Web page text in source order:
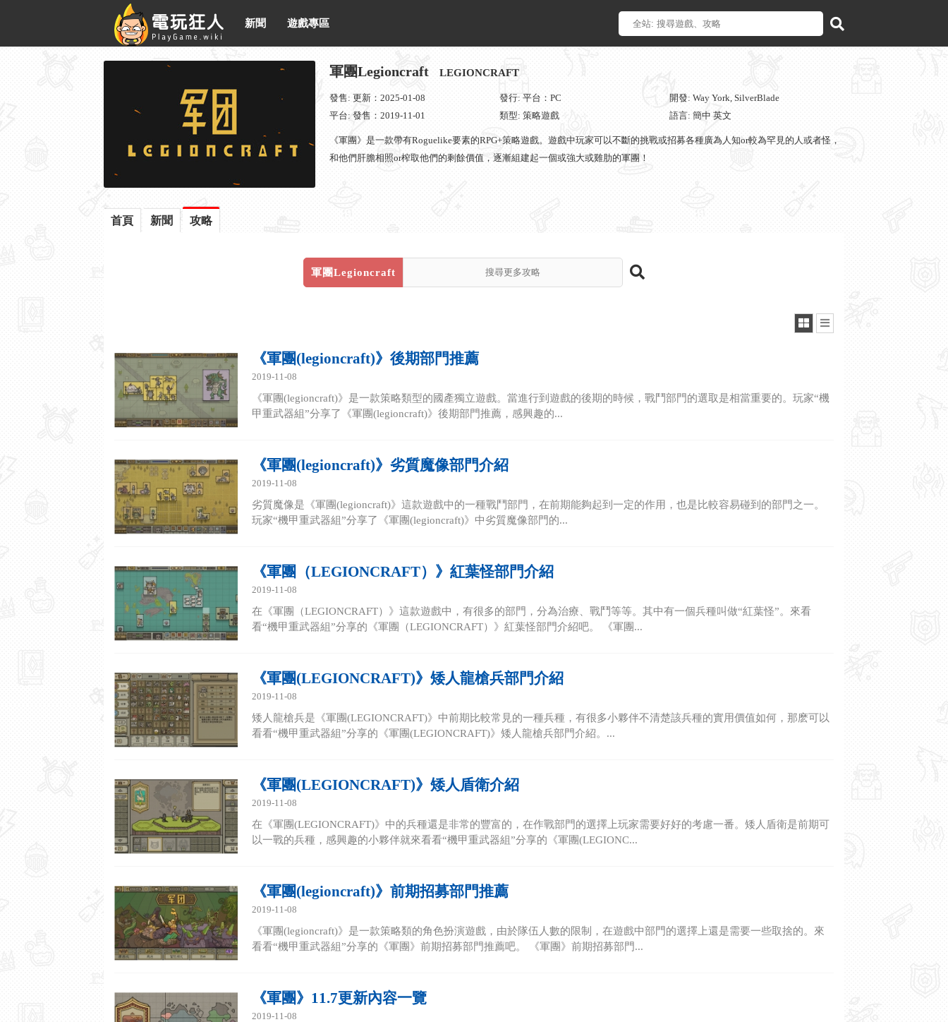
新聞 遊戲專區
軍團Legioncraft LEGIONCRAFT
發售: 更新：2025-01-08 發行: 平台：PC
開發: Way York, SilverBlade
平台: 發售：2019-11-01
類型: 策略遊戲 語言: 簡中 英文
《軍團》是一款帶有Roguelike要素的RPG+策略遊戲。遊戲中玩家可以不斷的挑戰或招募各種廣為人知or較為罕見的人或者怪，
和他們肝膽相照or榨取他們的剩餘價值，逐漸組建起一個或強大或雞肋的軍團！
首頁 新聞 攻略
軍團Legioncraft
《軍團(legioncraft)》後期部門推薦
2019-11-08
《軍團(legioncraft)》是一款策略類型的國產獨立遊戲。當進行到遊戲的後期的時候，戰鬥部門的選取是相當重要的。玩家“機
甲重武器組”分享了《軍團(legioncraft)》後期部門推薦，感興趣的...
《軍團(legioncraft)》劣質魔像部門介紹
2019-11-08
劣質魔像是《軍團(legioncraft)》這款遊戲中的一種戰鬥部門，在前期能夠起到一定的作用，也是比較容易碰到的部門之一。
玩家“機甲重武器組”分享了《軍團(legioncraft)》中劣質魔像部門的...
《軍團（LEGIONCRAFT）》紅葉怪部門介紹
2019-11-08
在《軍團（LEGIONCRAFT）》這款遊戲中，有很多的部門，分為治療、戰鬥等等。其中有一個兵種叫做“紅葉怪”。來看
看“機甲重武器組”分享的《軍團（LEGIONCRAFT）》紅葉怪部門介紹吧。 《軍團...
《軍團(LEGIONCRAFT)》矮人龍槍兵部門介紹
2019-11-08
矮人龍槍兵是《軍團(LEGIONCRAFT)》中前期比較常見的一種兵種，有很多小夥伴不清楚該兵種的實用價值如何，那麽可以
看看“機甲重武器組”分享的《軍團(LEGIONCRAFT)》矮人龍槍兵部門介紹。...
《軍團(LEGIONCRAFT)》矮人盾衛介紹
2019-11-08
在《軍團(LEGIONCRAFT)》中的兵種還是非常的豐富的，在作戰部門的選擇上玩家需要好好的考慮一番。矮人盾衛是前期可
以一戰的兵種，感興趣的小夥伴就來看看“機甲重武器組”分享的《軍團(LEGIONC...
《軍團(legioncraft)》前期招募部門推薦
2019-11-08
《軍團(legioncraft)》是一款策略類的角色扮演遊戲，由於隊伍人數的限制，在遊戲中部門的選擇上還是需要一些取捨的。來
看看“機甲重武器組”分享的《軍團》前期招募部門推薦吧。 《軍團》前期招募部門...
《軍團》11.7更新內容一覽
2019-11-08